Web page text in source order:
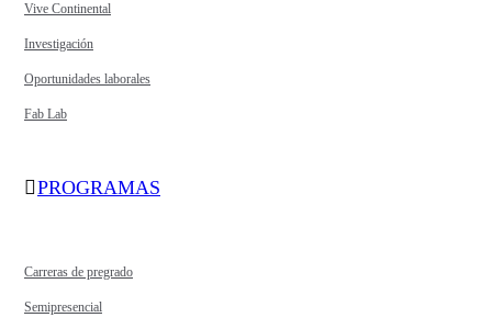
Vive Continental
Investigación
Oportunidades laborales
Fab Lab
PROGRAMAS
Carreras de pregrado
Semipresencial